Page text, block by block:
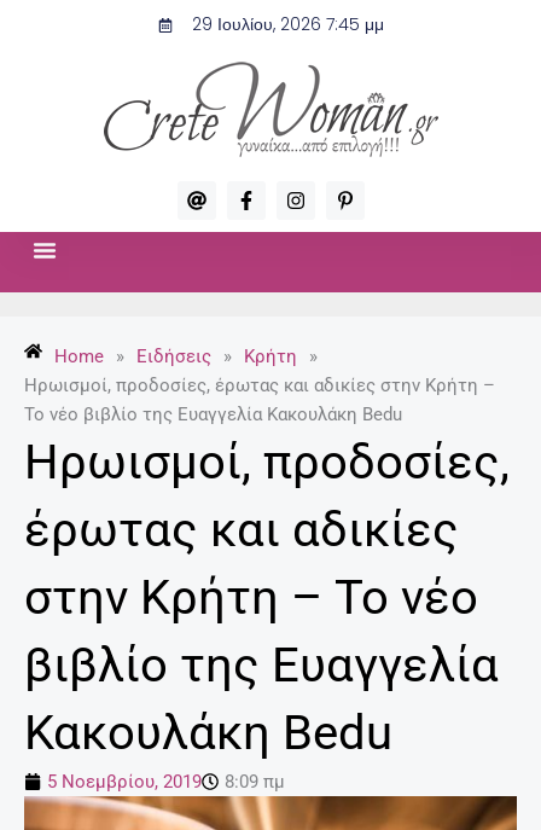
29 Ιουλίου, 2026 7:45 μμ
A
t
F
a
c
-
f
I
n
s
P
i
n
p
Home » Ειδήσεις » Κρήτη
»
Ηρωισμοί, προδοσίες, έρωτας και αδικίες στην Κρήτη –
Το νέο βιβλίο της Ευαγγελία Κακουλάκη Bedu
Ηρωισμοί, προδοσίες,
έρωτας και αδικίες
στην Κρήτη – Το νέο
βιβλίο της Ευαγγελία
Κακουλάκη Bedu
5 Νοεμβρίου, 2019 8:09 πμ